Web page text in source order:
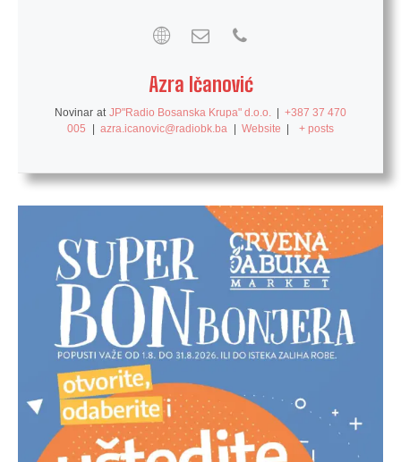
Azra Ičanović
Novinar at JP"Radio Bosanska Krupa" d.o.o. | +387 37 470
005
| azra.icanovic@radiobk.ba | Website | + posts